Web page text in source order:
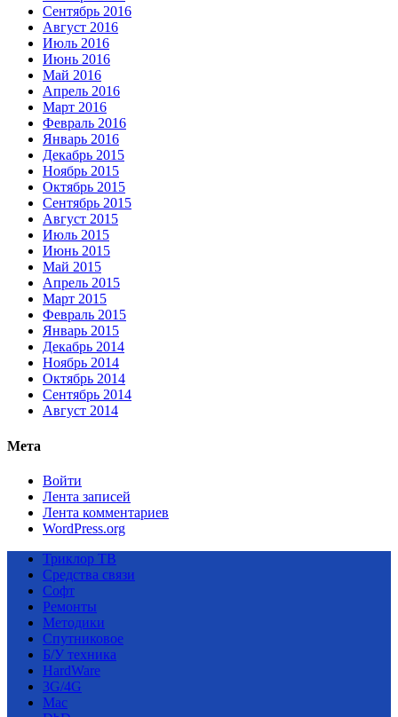
Сентябрь 2016
Август 2016
Июль 2016
Июнь 2016
Май 2016
Апрель 2016
Март 2016
Февраль 2016
Январь 2016
Декабрь 2015
Ноябрь 2015
Октябрь 2015
Сентябрь 2015
Август 2015
Июль 2015
Июнь 2015
Май 2015
Апрель 2015
Март 2015
Февраль 2015
Январь 2015
Декабрь 2014
Ноябрь 2014
Октябрь 2014
Сентябрь 2014
Август 2014
Мета
Войти
Лента записей
Лента комментариев
WordPress.org
Триклор ТВ
Средства связи
Софт
Ремонты
Методики
Спутниковое
Б/У техника
HardWare
3G/4G
Mac